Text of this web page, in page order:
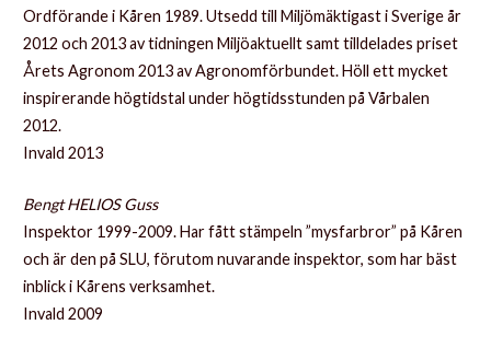
Ordförande i Kåren 1989. Utsedd till Miljömäktigast i Sverige år
2012 och 2013 av tidningen Miljöaktuellt samt tilldelades priset
Årets Agronom 2013 av Agronomförbundet. Höll ett mycket
inspirerande högtidstal under högtidsstunden på Vårbalen
2012.
Invald 2013
Bengt HELIOS Guss
Inspektor 1999-2009. Har fått stämpeln ”mysfarbror” på Kåren
och är den på SLU, förutom nuvarande inspektor, som har bäst
inblick i Kårens verksamhet.
Invald 2009